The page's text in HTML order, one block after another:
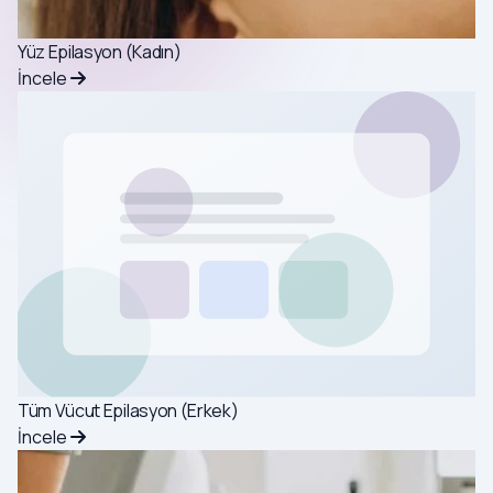
Yüz Epilasyon (Kadın)
İncele
Tüm Vücut Epilasyon (Erkek)
İncele